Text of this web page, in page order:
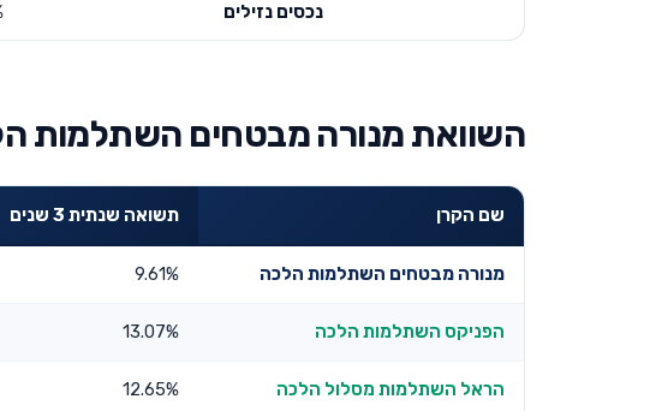
נכסים נזילים
השוואת מנורה מבטחים השתלמות
שם הקרן תשואה שנתית 3 שנים
מנורה מבטחים השתלמות הלכה 9.61%
הפניקס השתלמות הלכה 13.07%
הראל השתלמות מסלול הלכה 12.65%